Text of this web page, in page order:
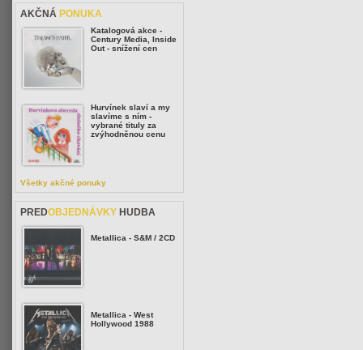
AKČNÁ PONUKA
Katalogová akce -
Century Media, Inside
Out - snížení cen
Hurvínek slaví a my
slavíme s ním -
vybrané tituly za
zvýhodněnou cenu
Všetky akčné ponuky
PREDOBJEDNÁVKY HUDBA
Metallica - S&M / 2CD
Metallica - West
Hollywood 1988